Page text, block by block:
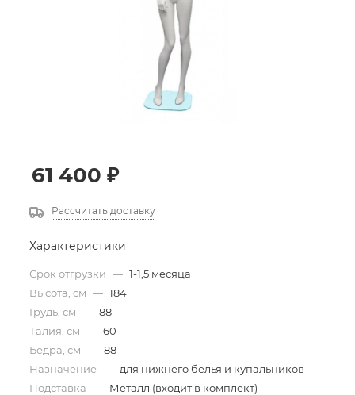
61 400 ₽
Рассчитать доставку
Характеристики
Срок отгрузки — 1-1,5 месяца
Высота, см — 184
Грудь, см — 88
Талия, см — 60
Бедра, см — 88
Назначение — для нижнего белья и купальников
Подставка — Металл (входит в комплект)